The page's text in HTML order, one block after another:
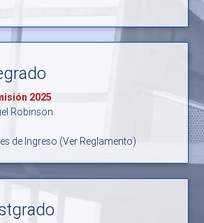
2025
Robinson
de Ingreso (Ver Reglamento)